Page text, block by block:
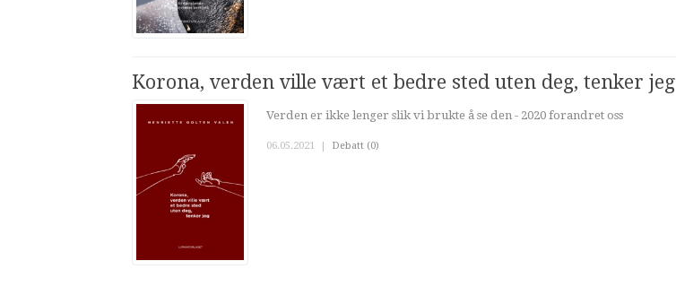
Korona, verden ville vært et bedre sted uten deg, tenker jeg
Verden er ikke lenger slik vi brukte å se den - 2020 forandret oss
06.05.2021 | Debatt (0)